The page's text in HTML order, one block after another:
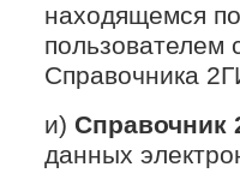
находящемся
пользователем
Справочника
и) Справочник
данных